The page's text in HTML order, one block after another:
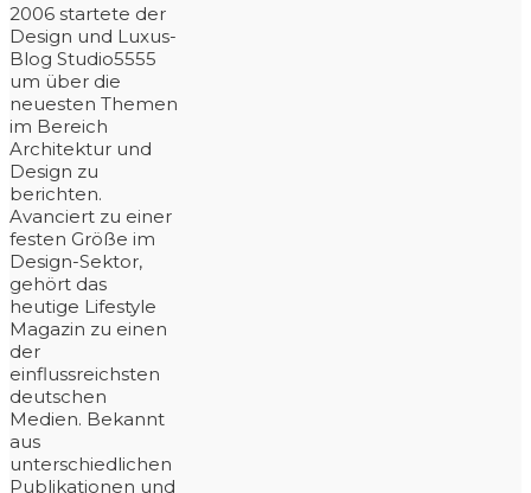
2006 startete der
Design und Luxus-
Blog Studio5555
um über die
neuesten Themen
im Bereich
Architektur und
Design zu
berichten.
Avanciert zu einer
festen Größe im
Design-Sektor,
gehört das
heutige Lifestyle
Magazin zu einen
der
einflussreichsten
deutschen
Medien. Bekannt
aus
unterschiedlichen
Publikationen und